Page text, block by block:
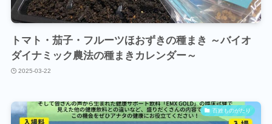
トマト・茄子・フルーツほおずきの種まき ～バイオ
ダイナミック農法の種まきカレンダー～
2025-03-22
百姓ものがたり